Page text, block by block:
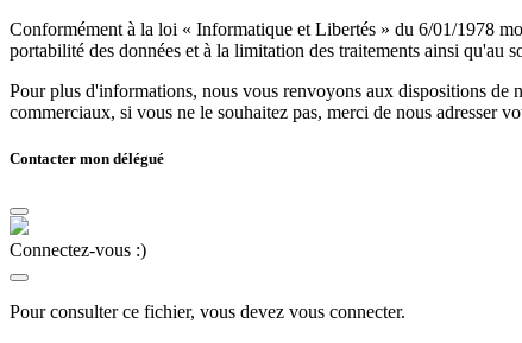
Conformément à la loi « Informatique et Libertés » du 6/01/1978
portabilité des données et à la limitation des traitements ainsi qu'au
Pour plus d'informations, nous vous renvoyons aux dispositions de
commerciaux, si vous ne le souhaitez pas, merci de nous adresser
Contacter mon délégué
Connectez-vous :)
Pour consulter ce fichier, vous devez vous connecter.